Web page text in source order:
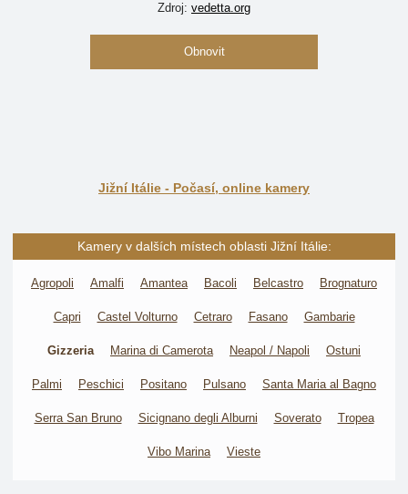
Zdroj: vedetta.org
Obnovit
Jižní Itálie - Počasí, online kamery
Kamery v dalších místech oblasti Jižní Itálie:
Agropoli Amalfi Amantea Bacoli Belcastro Brognaturo
Capri Castel Volturno Cetraro Fasano Gambarie
Gizzeria Marina di Camerota Neapol / Napoli Ostuni
Palmi Peschici Positano Pulsano Santa Maria al Bagno
Serra San Bruno Sicignano degli Alburni Soverato Tropea
Vibo Marina Vieste